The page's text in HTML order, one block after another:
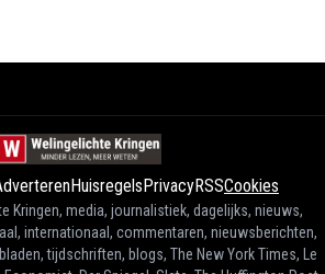
HuisregelsPrivacyRSSCookies
Kringen, media, journalistiek, dagelijks, nieuws,
internationaal, commentaren, nieuwsberichten,
tijdschriften, blogs, The New York Times, Le